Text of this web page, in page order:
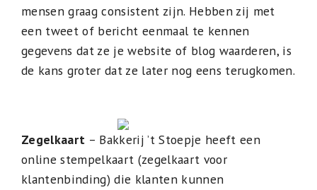
mensen graag consistent zijn. Hebben zij met
een tweet of bericht eenmaal te kennen
gegevens dat ze je website of blog waarderen, is
de kans groter dat ze later nog eens terugkomen.
Zegelkaart – Bakkerij ’t Stoepje heeft een
online stempelkaart (zegelkaart voor
klantenbinding) die klanten kunnen